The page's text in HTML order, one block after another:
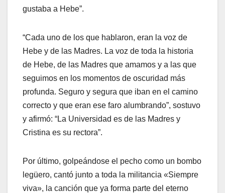
gustaba a Hebe”.
“Cada uno de los que hablaron, eran la voz de
Hebe y de las Madres. La voz de toda la historia
de Hebe, de las Madres que amamos y a las que
seguimos en los momentos de oscuridad más
profunda. Seguro y segura que iban en el camino
correcto y que eran ese faro alumbrando”, sostuvo
y afirmó: “La Universidad es de las Madres y
Cristina es su rectora”.
Por último, golpeándose el pecho como un bombo
legüero, cantó junto a toda la militancia «Siempre
viva», la canción que ya forma parte del eterno